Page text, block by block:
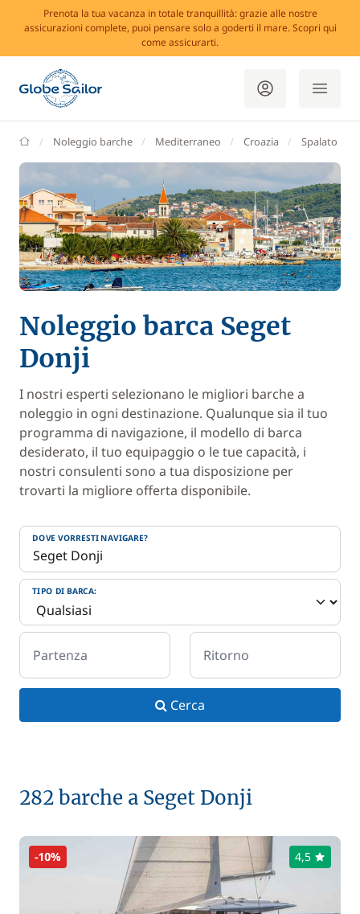
Prenota la tua vacanza in totale tranquillità: grazie alle nostre
assicurazioni complete, puoi pensare solo a goderti il mare. Scopri qui
come assicurarti.
GlobeSailor
Noleggio barche Mediterraneo Croazia Spalato
Noleggio barca Seget
Donji
I nostri esperti selezionano le migliori barche a
noleggio in ogni destinazione. Qualunque sia il tuo
programma di navigazione, il modello di barca
desiderato, il tuo equipaggio o le tue capacità, i
nostri consulenti sono a tua disposizione per
trovarti la migliore offerta disponibile.
DOVE VORRESTI NAVIGARE?
TIPO DI BARCA:
Partenza Ritorno
Cerca
282 barche a Seget Donji
-10% 4,5